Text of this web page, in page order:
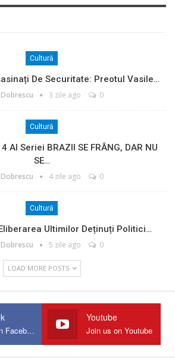
Cultură
De Securitate: Preotul Vasile…
3 zile ago 0
Cultură
Al Seriei BRAZII SE FRÂNG, DAR NU
SE…
4 zile ago 0
Cultură
Ultimilor Deținuți Politici…
5 zile ago 0
LOAD MORE POSTS
Join us on Facebook
Youtube
Join us on Youtube